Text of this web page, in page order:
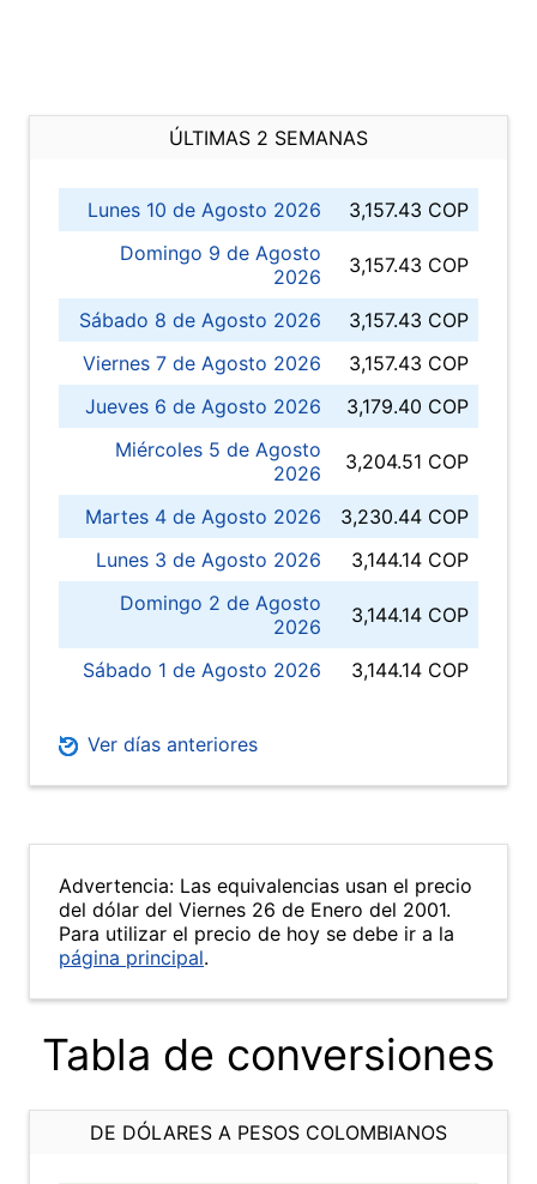
ÚLTIMAS 2 SEMANAS
Lunes 10 de Agosto 2026
3,157.43 COP
Domingo 9 de Agosto
2026
3,157.43 COP
Sábado 8 de Agosto 2026
3,157.43 COP
Viernes 7 de Agosto 2026
3,157.43 COP
Jueves 6 de Agosto 2026
3,179.40 COP
Miércoles 5 de Agosto
2026
3,204.51 COP
Martes 4 de Agosto 2026
3,230.44 COP
Lunes 3 de Agosto 2026
3,144.14 COP
Domingo 2 de Agosto
2026
3,144.14 COP
Sábado 1 de Agosto 2026 3,144.14 COP
Ver días anteriores
Advertencia: Las equivalencias usan el precio
del dólar del Viernes 26 de Enero del 2001.
Para utilizar el precio de hoy se debe ir a la
página principal.
Tabla de conversiones
DE DÓLARES A PESOS COLOMBIANOS